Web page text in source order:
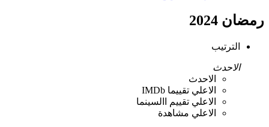
رمضان 2024
الترتيب
الاحدث
الاحدث
الاعلي تقييما IMDb
الاعلي تقييم االسينما
الاعلي مشاهدة